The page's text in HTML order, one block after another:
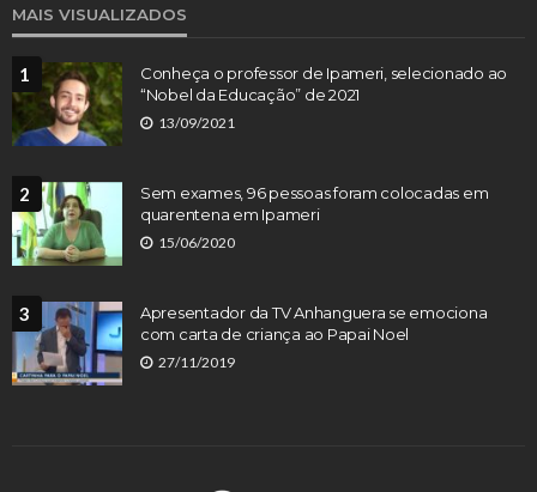
MAIS VISUALIZADOS
1
Conheça o professor de Ipameri, selecionado ao
“Nobel da Educação” de 2021
13/09/2021
2
Sem exames, 96 pessoas foram colocadas em
quarentena em Ipameri
15/06/2020
3
Apresentador da TV Anhanguera se emociona
com carta de criança ao Papai Noel
27/11/2019